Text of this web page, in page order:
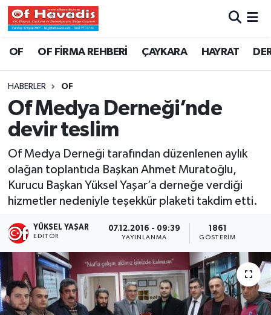
OF OF FİRMA REHBERİ ÇAYKARA HAYRAT
HABERLER OF
Of Medya Derneği’nde
devir teslim
Of Medya Derneği tarafından düzenlenen aylık
olağan toplantıda Başkan Ahmet Muratoğlu,
Kurucu Başkan Yüksel Yaşar’a derneğe verdiği
hizmetler nedeniyle teşekkür plaketi takdim etti.
YÜKSEL YAŞAR
EDITÖR
07.12.2016 - 09:39
YAYINLANMA
1861
GÖSTERIM
Trabzon Nöbetçi Eczaneler
Trabzon Namaz Vakitleri
Trabzon Trafik Yoğunluk Haritası
Süper Lig Puan Durumu ve Fikstür
Tüm Manşetler
Son Dakika Haberleri
Haber Arşivi